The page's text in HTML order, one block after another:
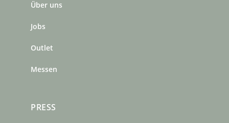
o
Über uns
Jobs
Outlet
Messen
PRESS